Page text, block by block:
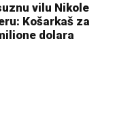
vilu Nikole
Košarkaš za
dolara